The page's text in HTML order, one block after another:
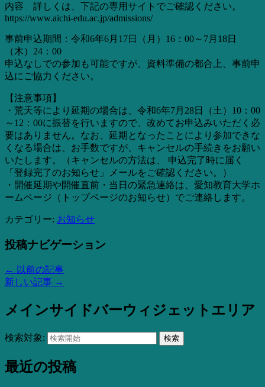
内容 詳しくは、下記の専用サイトでご確認ください。
https://www.aichi-edu.ac.jp/admissions/
事前申込期間：令和6年6月17日（月）16：00～7月18日
（木）24：00
申込なしでの参加も可能ですが、資料準備の都合上、事前申
込にご協力ください。
【注意事項】
・荒天等により延期の場合は、令和6年7月28日（土）10：00
～12：00に振替を行いますので、改めてお申込みいただく必
要はありません。なお、延期となったことにより参加できな
くなる場合は、お手数ですが、キャンセルの手続きをお願い
いたします。（キャンセルの方法は、 申込完了時に届く
「登録完了のお知らせ」メールをご確認ください。）
・開催延期や開催直前・当日の緊急連絡は、愛知教育大学ホ
ームページ（トップページのお知らせ）でご連絡します。
カテゴリー: お知らせ
投稿ナビゲーション
← 以前の記事
新しい記事 →
メインサイドバーウィジェットエリア
検索対象: 検索
最近の投稿